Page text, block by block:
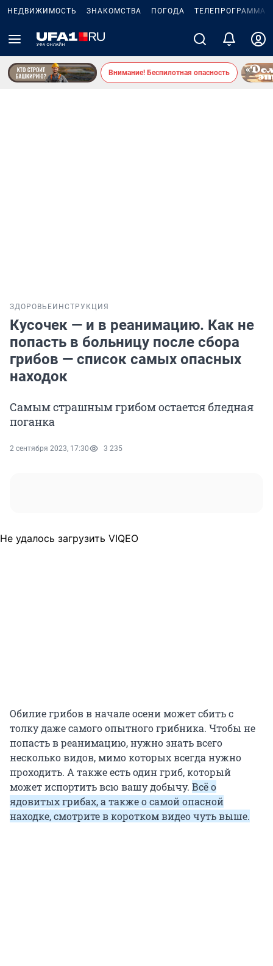
НЕДВИЖИМОСТЬ ЗНАКОМСТВА ПОГОДА ТЕЛЕПРОГРАММА
Внимание! Беспилотная опасность
ЗДОРОВЬЕ ИНСТРУКЦИЯ
Кусочек — и в реанимацию. Как не
попасть в больницу после сбора
грибов — список самых опасных
находок
Самым страшным грибом остается бледная
поганка
2 сентября 2023, 17:30 3 235
Не удалось загрузить VIQEO
Обилие грибов в начале осени может сбить с
толку даже самого опытного грибника. Чтобы не
попасть в реанимацию, нужно знать всего
несколько видов, мимо которых всегда нужно
проходить. А также есть один гриб, который
может испортить всю вашу добычу. Всё о
ядовитых грибах, а также о самой опасной
находке, смотрите в коротком видео чуть выше.